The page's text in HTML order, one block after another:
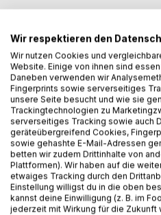
BESCHREIBUNG
"Nun sind wir frei, Hölther,
Gontard in der titelgebenden
einem anderen Hölderlin,
zugleich. Alle anderen
unmittellbaren Gegenwart.
unseren Lebensalltag, es sind
unheimliche Erzählungen,
zärtliche Geschichten.
Wir respektieren den
Wir nutzen Cookies und
Website. Einige von ihnen sind
Daneben verwenden wir
Fingerprints sowie serverseitiges
unsere Seite besucht und wie sie
Trackingtechnologien zu
serverseitiges Tracking sowie auch
geräteübergreifend Cookies,
sowie gehashte E-Mail-Adressen
betten wir zudem Drittinhalte von
Plattformen). Wir haben auf die
etwaiges Tracking durch den
Einstellung willigst du in die oben
kannst deine Einwilligung (z. B. im
jederzeit mit Wirkung für die Zukunft